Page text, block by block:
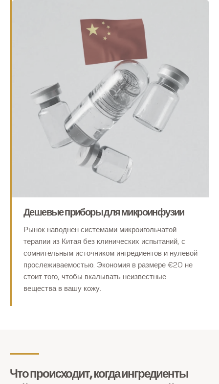
Дешевые приборы для микроинфузии
Рынок наводнен системами микроигольчатой
терапии из Китая без клинических испытаний, с
сомнительным источником ингредиентов и нулевой
прослеживаемостью. Экономия в размере €20 не
стоит того, чтобы вкалывать неизвестные
вещества в вашу кожу.
Что происходит, когда ингредиенты